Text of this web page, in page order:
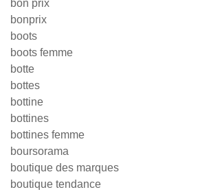
bon prix
bonprix
boots
boots femme
botte
bottes
bottine
bottines
bottines femme
boursorama
boutique des marques
boutique tendance